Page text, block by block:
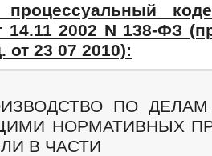
процессуальный
14.11 2002 N 138-ФЗ
от 23 07 2010):
ПО
НОРМАТИВНЫХ
В ЧАСТИ